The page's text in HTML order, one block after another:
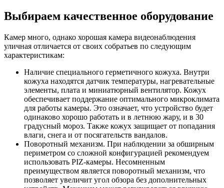
Выбираем качественное оборудование
Камер много, однако хорошая камера видеонаблюдения
уличная отличается от своих собратьев по следующим
характеристикам:
Наличие специального герметичного кожуха. Внутри
кожуха находятся датчик температуры, нагревательные
элементы, плата и миниатюрный вентилятор. Кожух
обеспечивает поддержание оптимального микроклимата
для работы камеры. Это означает, что устройство будет
одинаково хорошо работать и в летнюю жару, и в 30
градусный мороз. Также кожух защищает от попадания
влаги, снега и от посягательств вандалов.
Поворотный механизм. При наблюдении за обширным
периметром со сложной конфигурацией рекомендуем
использовать PIZ-камеры. Несомненным
преимуществом является поворотный механизм, что
позволяет увеличит угол обзора без дополнительных